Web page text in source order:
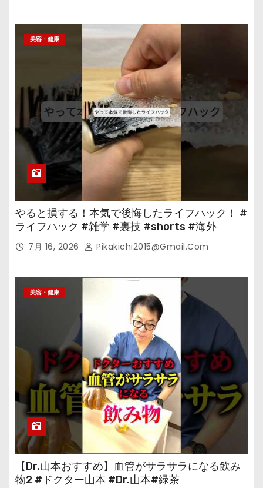
美容・健康
やると損する！本気で後悔したライフハック！ #
ライフハック #雑学 #裏技 #shorts #海外
7月 16, 2026 Pikakichi2015@gmail.com
美容・健康
【Dr.山本おすすめ】血管がサラサラになる飲み
物2 #ドクター山本 #Dr.山本#緑茶